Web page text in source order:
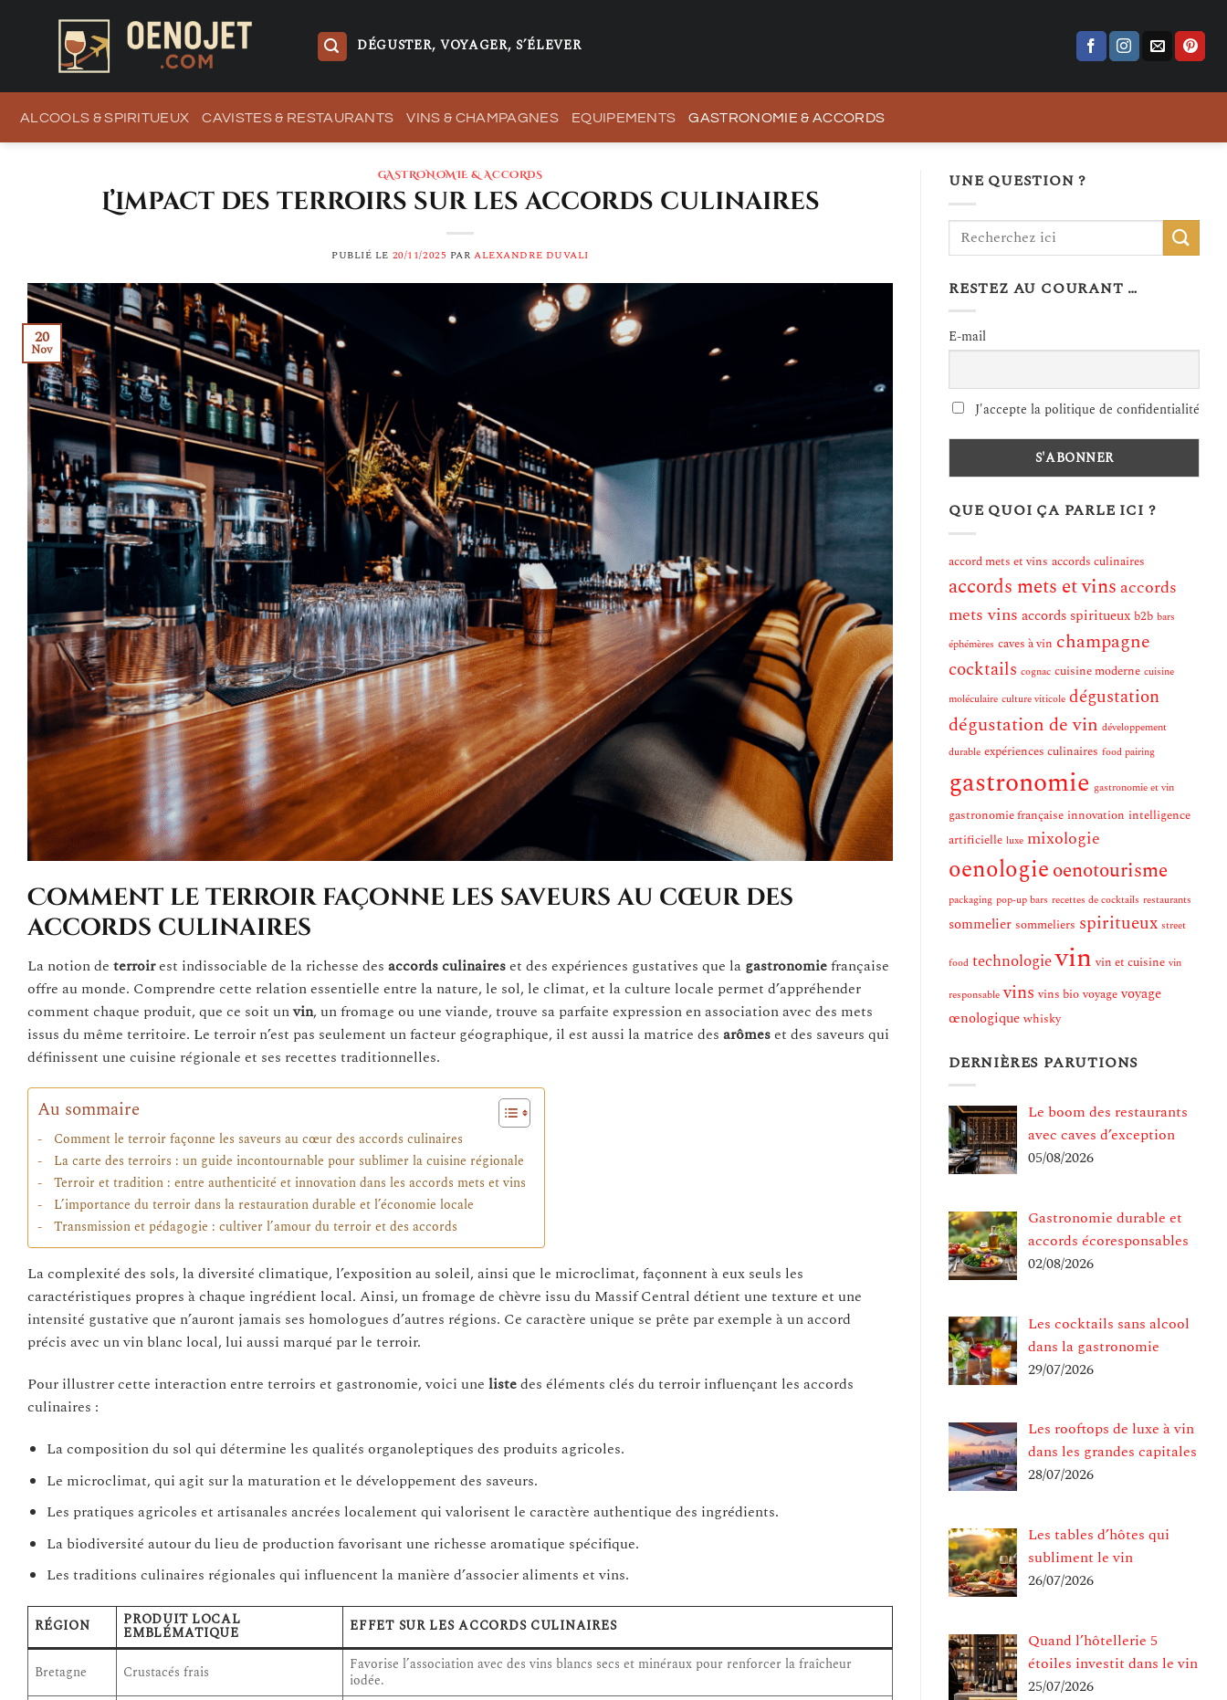
DÉGUSTER, VOYAGER, S’ÉLEVER
ALCOOLS & SPIRITUEUX CAVISTES & RESTAURANTS VINS & CHAMPAGNES EQUIPEMENTS GASTRONOMIE & ACCORDS
GASTRONOMIE & ACCORDS
L’impact des terroirs sur les accords culinaires
PUBLIÉ LE 20/11/2025 PARALEXANDRE DUVALI
20
Nov
Comment le terroir façonne les saveurs au cœur des
accords culinaires
La notion de terroirest indissociable de la richesse des accords culinaireset des expériences gustatives que la gastronomiefrançaise
offre au monde. Comprendre cette relation essentielle entre la nature, le sol, le climat, et la culture locale permet d’appréhender
comment chaque produit, que ce soit unvin, un fromage ou une viande, trouve sa parfaite expression en association avec des mets
issus du même territoire. Le terroir n’est pas seulement un facteur géographique, il est aussi la matrice des arômeset des saveurs qui
définissent une cuisine régionale et ses recettes traditionnelles.
Au sommaire
Comment le terroir façonne les saveurs au cœur des accords culinaires
La carte des terroirs : un guide incontournable pour sublimer la cuisine régionale
Terroir et tradition : entre authenticité et innovation dans les accords mets et vins
L’importance du terroir dans la restauration durable et l’économie locale
Transmission et pédagogie : cultiver l’amour du terroir et des accords
La complexité des sols, la diversité climatique, l’exposition au soleil, ainsi que le microclimat, façonnent à eux seuls les
caractéristiques propres à chaque ingrédient local. Ainsi, un fromage de chèvre issu du Massif Central détient une texture et une
intensité gustative que n’auront jamais ses homologues d’autres régions. Ce caractère unique se prête par exemple à un accord
précis avec un vin blanc local, lui aussi marqué par le terroir.
Pour illustrer cette interaction entre terroirs et gastronomie, voici une listedes éléments clés du terroir influençant les accords
culinaires :
La composition du sol qui détermine les qualités organoleptiques des produits agricoles.
Le microclimat, qui agit sur la maturation et le développement des saveurs.
Les pratiques agricoles et artisanales ancrées localement qui valorisent le caractère authentique des ingrédients.
La biodiversité autour du lieu de production favorisant une richesse aromatique spécifique.
Les traditions culinaires régionales qui influencent la manière d’associer aliments et vins.
RÉGION PRODUIT LOCAL
EMBLÉMATIQUE EFFET SUR LES ACCORDS CULINAIRES
Bretagne Crustacés frais
Favorise l’association avec des vins blancs secs et minéraux pour renforcer la fraîcheur
iodée.
UNE QUESTION ?
RESTEZ AU COURANT …
E-mail
J'accepte la politique de confidentialité
QUE QUOI ÇA PARLE ICI ?
accord mets et vins accords culinaires
accords mets et vins accords
mets vins accords spiritueux b2b bars
éphémères caves à vin champagne
cocktails cognac cuisine moderne cuisine
moléculaire culture viticole dégustation
dégustation de vin développement
durable expériences culinaires food pairing
gastronomie gastronomie et vin
gastronomie française innovation intelligence
artificielle luxe mixologie
oenologieoenotourisme
packaging pop-up bars recettes de cocktails restaurants
sommelier sommeliers spiritueux street
food technologievin vin et cuisine vin
responsable vins vins bio voyage voyage
œnologique whisky
DERNIÈRES PARUTIONS
Le boom des restaurants
avec caves d’exception
05/08/2026
Gastronomie durable et
accords écoresponsables
02/08/2026
Les cocktails sans alcool
dans la gastronomie
29/07/2026
Les rooftops de luxe à vin
dans les grandes capitales
28/07/2026
Les tables d’hôtes qui
subliment le vin
26/07/2026
Quand l’hôtellerie 5
étoiles investit dans le vin
25/07/2026